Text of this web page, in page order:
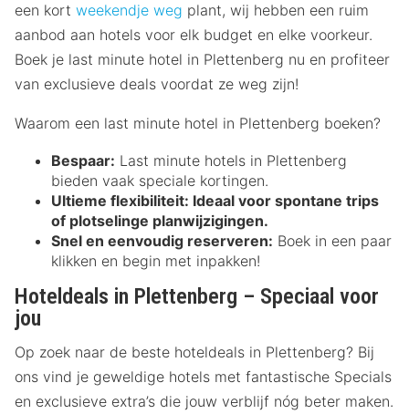
een kort weekendje weg plant, wij hebben een ruim
aanbod aan hotels voor elk budget en elke voorkeur.
Boek je last minute hotel in Plettenberg nu en profiteer
van exclusieve deals voordat ze weg zijn!
Waarom een last minute hotel in Plettenberg boeken?
Bespaar: Last minute hotels in Plettenberg
bieden vaak speciale kortingen.
Ultieme flexibiliteit: Ideaal voor spontane trips
of plotselinge planwijzigingen.
Snel en eenvoudig reserveren: Boek in een paar
klikken en begin met inpakken!
Hoteldeals in Plettenberg – Speciaal voor
jou
Op zoek naar de beste hoteldeals in Plettenberg? Bij
ons vind je geweldige hotels met fantastische Specials
en exclusieve extra’s die jouw verblijf nóg beter maken.